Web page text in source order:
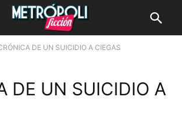
DE UN SUICIDIO A CIEGAS
DE UN SUICIDIO A